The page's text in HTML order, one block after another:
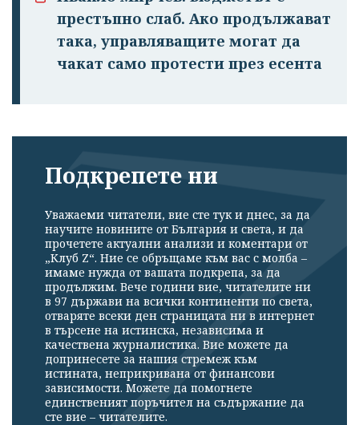
престъпно слаб. Ако продължават
така, управляващите могат да
чакат само протести през есента
Подкрепете ни
Уважаеми читатели, вие сте тук и днес, за да
научите новините от България и света, и да
прочетете актуални анализи и коментари от
„Клуб Z“. Ние се обръщаме към вас с молба –
имаме нужда от вашата подкрепа, за да
продължим. Вече години вие, читателите ни
в 97 държави на всички континенти по света,
отваряте всеки ден страницата ни в интернет
в търсене на истинска, независима и
качествена журналистика. Вие можете да
допринесете за нашия стремеж към
истината, неприкривана от финансови
зависимости. Можете да помогнете
единственият поръчител на съдържание да
сте вие – читателите.